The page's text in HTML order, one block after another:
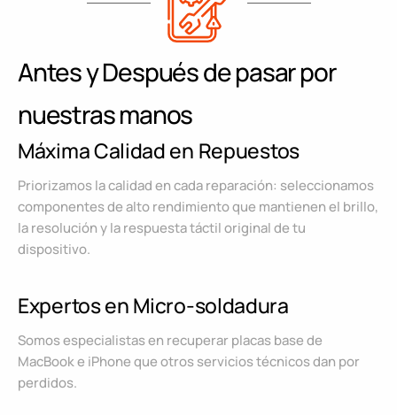
Antes y Después de pasar por
nuestras manos
Máxima Calidad en Repuestos
Priorizamos la calidad en cada reparación: seleccionamos
componentes de alto rendimiento que mantienen el brillo,
la resolución y la respuesta táctil original de tu
dispositivo.
Expertos en Micro-soldadura
Somos especialistas en recuperar placas base de
MacBook e iPhone que otros servicios técnicos dan por
perdidos.